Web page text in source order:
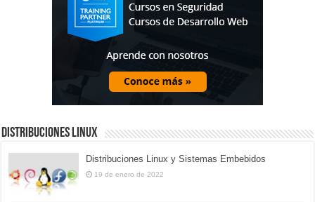
Distribuciones Linux
Distribuciones Linux y Sistemas Embebidos
19 de enero de 2022